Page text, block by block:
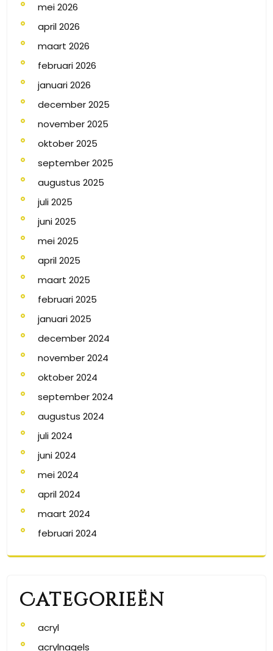
mei 2026
april 2026
maart 2026
februari 2026
januari 2026
december 2025
november 2025
oktober 2025
september 2025
augustus 2025
juli 2025
juni 2025
mei 2025
april 2025
maart 2025
februari 2025
januari 2025
december 2024
november 2024
oktober 2024
september 2024
augustus 2024
juli 2024
juni 2024
mei 2024
april 2024
maart 2024
februari 2024
Categorieën
acryl
acrylnagels